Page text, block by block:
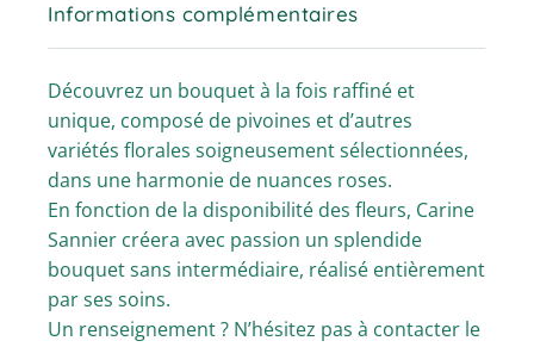
Informations complémentaires
Découvrez un bouquet à la fois raffiné et
unique, composé de pivoines et d’autres
variétés florales soigneusement sélectionnées,
dans une harmonie de nuances roses.
En fonction de la disponibilité des fleurs, Carine
Sannier créera avec passion un splendide
bouquet sans intermédiaire, réalisé entièrement
par ses soins.
Un renseignement ? N’hésitez pas à contacter le